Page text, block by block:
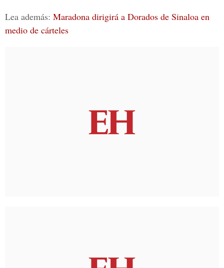
Lea además: Maradona dirigirá a Dorados de Sinaloa en
medio de cárteles